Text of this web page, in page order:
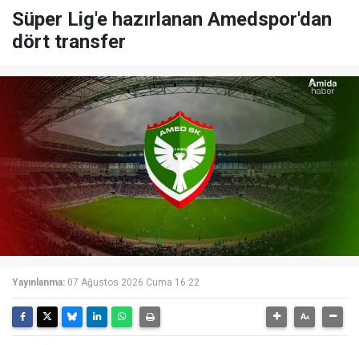
Süper Lig'e hazırlanan Amedspor'dan
dört transfer
Yayınlanma: 07 Ağustos 2026 Cuma 16:22